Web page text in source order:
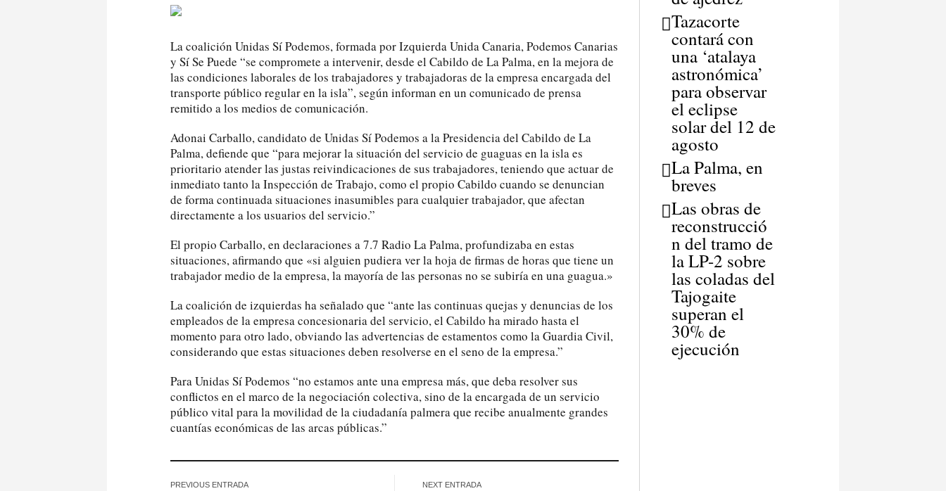
La coalición Unidas Sí Podemos, formada por Izquierda Unida Canaria, Podemos Canarias
y Sí Se Puede “se compromete a intervenir, desde el Cabildo de La Palma, en la mejora de
las condiciones laborales de los trabajadores y trabajadoras de la empresa encargada del
transporte público regular en la isla”, según informan en un comunicado de prensa
remitido a los medios de comunicación.
Adonai Carballo, candidato de Unidas Sí Podemos a la Presidencia del Cabildo de La
Palma, defiende que “para mejorar la situación del servicio de guaguas en la isla es
prioritario atender las justas reivindicaciones de sus trabajadores, teniendo que actuar de
inmediato tanto la Inspección de Trabajo, como el propio Cabildo cuando se denuncian
de forma continuada situaciones inasumibles para cualquier trabajador, que afectan
directamente a los usuarios del servicio.”
El propio Carballo, en declaraciones a 7.7 Radio La Palma, profundizaba en estas
situaciones, afirmando que «si alguien pudiera ver la hoja de firmas de horas que tiene un
trabajador medio de la empresa, la mayoría de las personas no se subiría en una guagua.»
La coalición de izquierdas ha señalado que “ante las continuas quejas y denuncias de los
empleados de la empresa concesionaria del servicio, el Cabildo ha mirado hasta el
momento para otro lado, obviando las advertencias de estamentos como la Guardia Civil,
considerando que estas situaciones deben resolverse en el seno de la empresa.”
Para Unidas Sí Podemos “no estamos ante una empresa más, que deba resolver sus
conflictos en el marco de la negociación colectiva, sino de la encargada de un servicio
público vital para la movilidad de la ciudadanía palmera que recibe anualmente grandes
cuantías económicas de las arcas públicas.”
PREVIOUS ENTRADA NEXT ENTRADA
Tazacorte
contará con
una ‘atalaya
astronómica’
para observar
el eclipse
solar del 12 de
agosto
La Palma, en
breves
Las obras de
reconstrucció
n del tramo de
la LP-2 sobre
las coladas del
Tajogaite
superan el
30% de
ejecución